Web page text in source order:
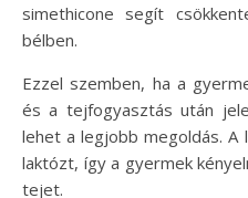
simethicone segít
bélben.
Ezzel szemben, ha a
és a tejfogyasztás után
lehet a legjobb megoldás. A
laktózt, így a gyermek
tejet.